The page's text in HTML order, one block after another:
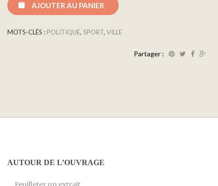
AJOUTER AU PANIER
MOTS-CLÉS : POLITIQUE, SPORT, VILLE
Partager :
AUTOUR DE L’OUVRAGE